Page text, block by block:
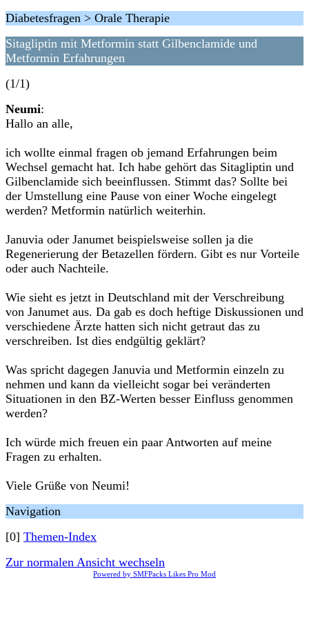
Diabetesfragen > Orale Therapie
Sitagliptin mit Metformin statt Gilbenclamide und
Metformin Erfahrungen
(1/1)
Neumi:
Hallo an alle,
ich wollte einmal fragen ob jemand Erfahrungen beim
Wechsel gemacht hat. Ich habe gehört das Sitagliptin und
Gilbenclamide sich beeinflussen. Stimmt das? Sollte bei
der Umstellung eine Pause von einer Woche eingelegt
werden? Metformin natürlich weiterhin.
Januvia oder Janumet beispielsweise sollen ja die
Regenerierung der Betazellen fördern. Gibt es nur Vorteile
oder auch Nachteile.
Wie sieht es jetzt in Deutschland mit der Verschreibung
von Janumet aus. Da gab es doch heftige Diskussionen und
verschiedene Ärzte hatten sich nicht getraut das zu
verschreiben. Ist dies endgültig geklärt?
Was spricht dagegen Januvia und Metformin einzeln zu
nehmen und kann da vielleicht sogar bei veränderten
Situationen in den BZ-Werten besser Einfluss genommen
werden?
Ich würde mich freuen ein paar Antworten auf meine
Fragen zu erhalten.
Viele Grüße von Neumi!
Navigation
[0] Themen-Index
Zur normalen Ansicht wechseln
Powered by SMFPacks Likes Pro Mod